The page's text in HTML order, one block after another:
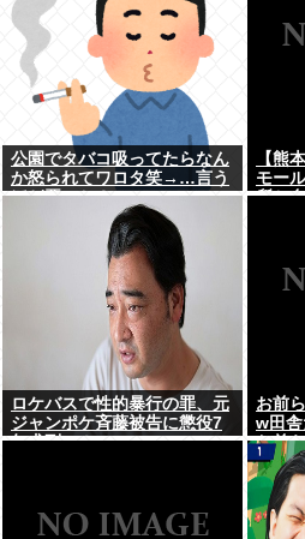
公園でタバコ吸ってたらなん
か怒られてワロタ笑→…言う
ほど悪いか？
【熊
モー
所と
ロケバスで性的暴行の罪、元
ジャンポケ斉藤被告に懲役7
年求刑⇒！
お前
w田
お前
困る